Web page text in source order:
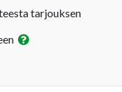
tarjouksen